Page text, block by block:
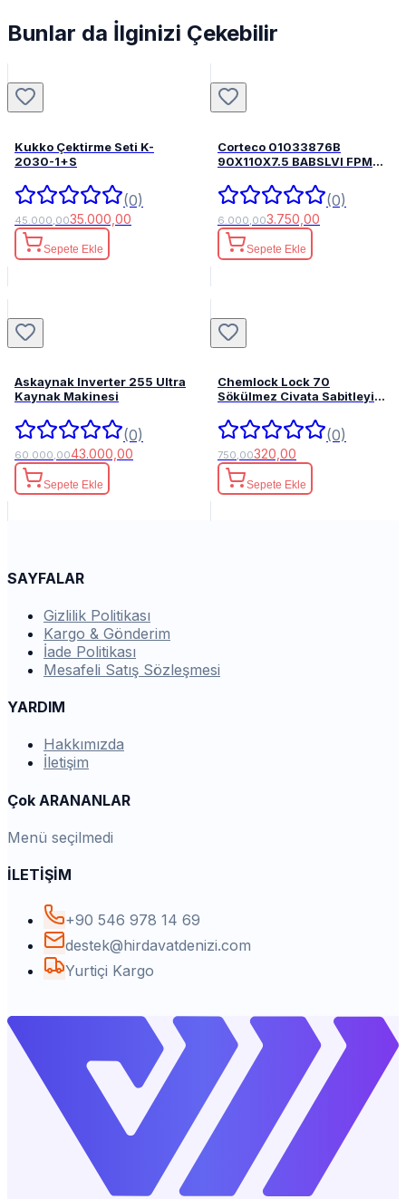
Bunlar da İlginizi Çekebilir
Kukko Çektirme Seti K-
2030-1+S
(0)
45.000,0035.000,00
Sepete Ekle
Corteco 01033876B
90X110X7.5 BABSLVI FPM
(0)
6.000,003.750,00
Sepete Ekle
Askaynak Inverter 255 Ultra
Kaynak Makinesi
(0)
60.000,0043.000,00
Sepete Ekle
Chemlock Lock 70
Sökülmez Civata Sabitleyici
(0)
750,00320,00
Sepete Ekle
SAYFALAR
Gizlilik Politikası
Kargo & Gönderim
İade Politikası
Mesafeli Satış Sözleşmesi
YARDIM
Hakkımızda
İletişim
Çok ARANANLAR
Menü seçilmedi
İLETİŞİM
+90 546 978 14 69
destek@hirdavatdenizi.com
Yurtiçi Kargo